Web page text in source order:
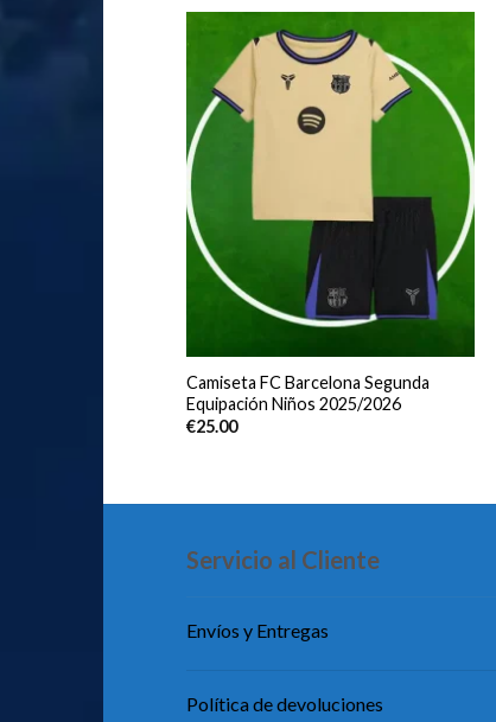
Camiseta FC Barcelona Segunda
Equipación Niños 2025/2026
€25.00
Servicio al Cliente
Envíos y Entregas
Política de devoluciones